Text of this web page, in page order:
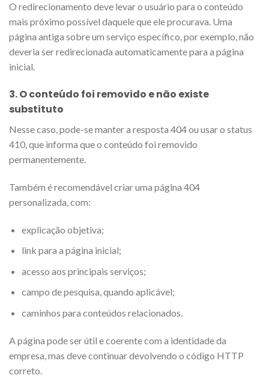
O redirecionamento deve levar o usuário para o conteúdo
mais próximo possível daquele que ele procurava. Uma
página antiga sobre um serviço específico, por exemplo, não
deveria ser redirecionada automaticamente para a página
inicial.
3. O conteúdo foi removido e não existe
substituto
Nesse caso, pode-se manter a resposta 404 ou usar o status
410, que informa que o conteúdo foi removido
permanentemente.
Também é recomendável criar uma página 404
personalizada, com:
explicação objetiva;
link para a página inicial;
acesso aos principais serviços;
campo de pesquisa, quando aplicável;
caminhos para conteúdos relacionados.
A página pode ser útil e coerente com a identidade da
empresa, mas deve continuar devolvendo o código HTTP
correto.